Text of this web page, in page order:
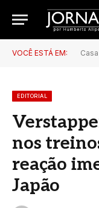
VOCÊ ESTÁ EM: Casa
EDITORIAL
nos
reação
Japão